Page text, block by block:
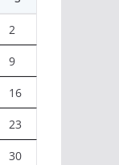
2
9
16
23
30